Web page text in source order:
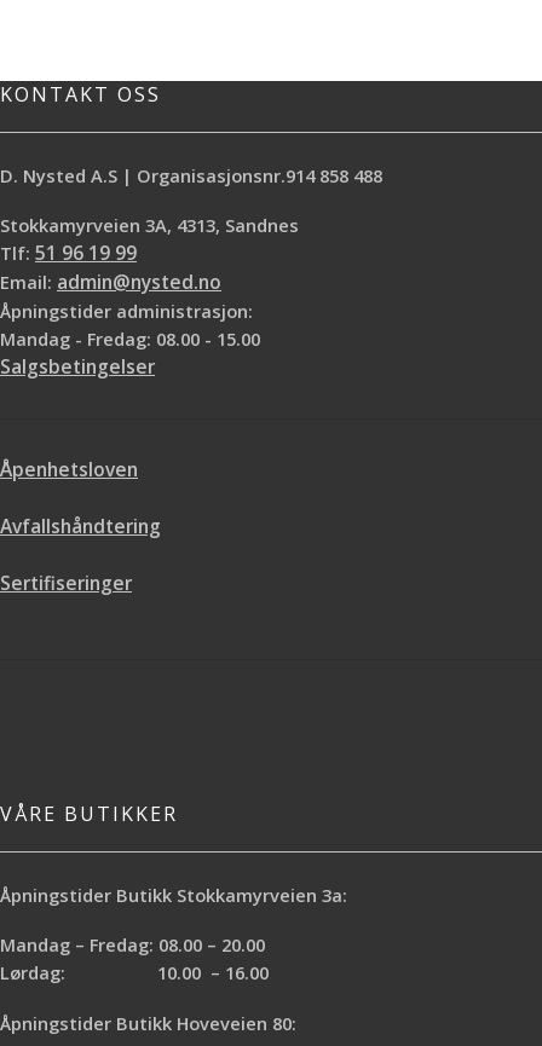
KONTAKT OSS
D. Nysted A.S | Organisasjonsnr.914 858 488
Stokkamyrveien 3A, 4313, Sandnes
Tlf: 51 96 19 99
Email: admin@nysted.no
Åpningstider administrasjon:
Mandag - Fredag: 08.00 - 15.00
Salgsbetingelser
Åpenhetsloven
Avfallshåndtering
Sertifiseringer
VÅRE BUTIKKER
Åpningstider Butikk Stokkamyrveien 3a:
Mandag – Fredag: 08.00 – 20.00
Lørdag: 10.00 – 16.00
Åpningstider Butikk Hoveveien 80: